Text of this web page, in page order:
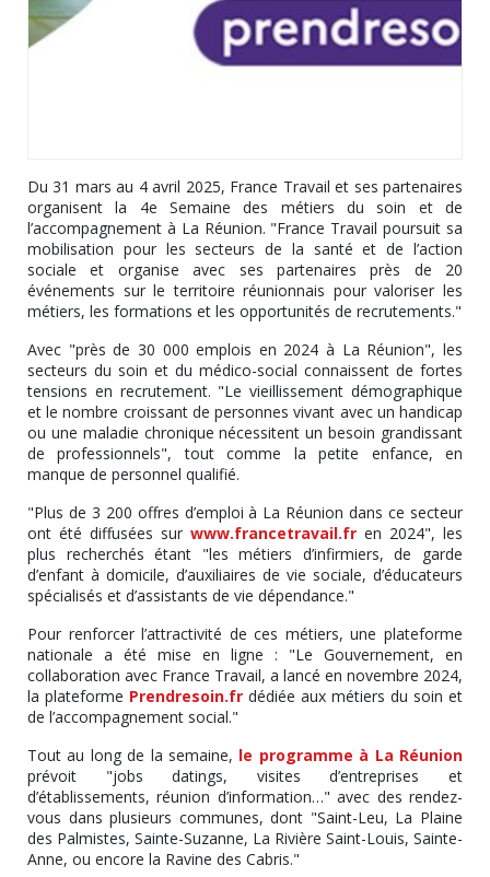
Du 31 mars au 4 avril 2025, France Travail et ses partenaires
organisent la 4e Semaine des métiers du soin et de
l’accompagnement à La Réunion. "France Travail poursuit sa
mobilisation pour les secteurs de la santé et de l’action
sociale et organise avec ses partenaires près de 20
événements sur le territoire réunionnais pour valoriser les
métiers, les formations et les opportunités de recrutements."
Avec "près de 30 000 emplois en 2024 à La Réunion", les
secteurs du soin et du médico-social connaissent de fortes
tensions en recrutement. "Le vieillissement démographique
et le nombre croissant de personnes vivant avec un handicap
ou une maladie chronique nécessitent un besoin grandissant
de professionnels", tout comme la petite enfance, en
manque de personnel qualifié.
"Plus de 3 200 offres d’emploi à La Réunion dans ce secteur
ont été diffusées sur www.francetravail.fr en 2024", les
plus recherchés étant "les métiers d’infirmiers, de garde
d’enfant à domicile, d’auxiliaires de vie sociale, d’éducateurs
spécialisés et d’assistants de vie dépendance."
Pour renforcer l’attractivité de ces métiers, une plateforme
nationale a été mise en ligne : "Le Gouvernement, en
collaboration avec France Travail, a lancé en novembre 2024,
la plateforme Prendresoin.fr dédiée aux métiers du soin et
de l’accompagnement social."
Tout au long de la semaine, le programme à La Réunion
prévoit "jobs datings, visites d’entreprises et
d’établissements, réunion d’information…" avec des rendez-
vous dans plusieurs communes, dont "Saint-Leu, La Plaine
des Palmistes, Sainte-Suzanne, La Rivière Saint-Louis, Sainte-
Anne, ou encore la Ravine des Cabris."